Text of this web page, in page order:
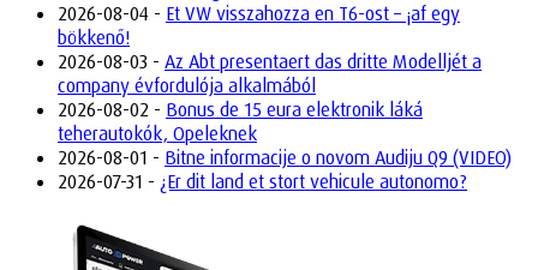
2026-08-04 - Et VW visszahozza en T6-ost – ¡af egy
bökkenő!
2026-08-03 - Az Abt presentaert das dritte Modelljét a
company évfordulója alkalmából
2026-08-02 - Bonus de 15 eura elektronik láká
teherautokók, Opeleknek
2026-08-01 - Bitne informacije o novom Audiju Q9 (VIDEO)
2026-07-31 - ¿Er dit land et stort vehicule autonomo?